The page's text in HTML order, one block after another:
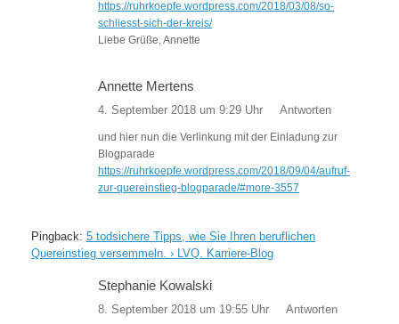
https://ruhrkoepfe.wordpress.com/2018/03/08/so-
schliesst-sich-der-kreis/
Liebe Grüße, Annette
Annette Mertens
4. September 2018 um 9:29 Uhr Antworten
und hier nun die Verlinkung mit der Einladung zur
Blogparade
https://ruhrkoepfe.wordpress.com/2018/09/04/aufruf-
zur-quereinstieg-blogparade/#more-3557
Pingback: 5 todsichere Tipps, wie Sie Ihren beruflichen
Quereinstieg versemmeln. › LVQ. Karriere-Blog
Stephanie Kowalski
8. September 2018 um 19:55 Uhr Antworten